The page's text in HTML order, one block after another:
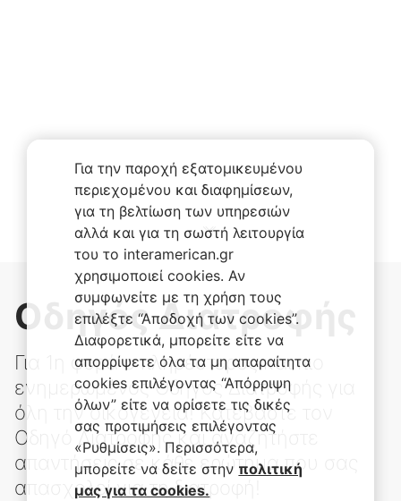
Οδηγός Διατροφής
Για 1η φορά ο πληρέστερος και πιο
ενημερωμένος Οδηγός Διατροφής για
όλη την οικογένεια! Κατεβάστε τον
Οδηγό Διατροφής και αναζητήστε
απαντήσεις σε κάθε ερώτημα που σας
απασχολεί για τη διατροφή!
Για την παροχή εξατομικευμένου
περιεχομένου και διαφημίσεων,
για τη βελτίωση των υπηρεσιών
αλλά και για τη σωστή λειτουργία
του το interamerican.gr
χρησιμοποιεί cookies. Αν
συμφωνείτε με τη χρήση τους
επιλέξτε “Αποδοχή των cookies”.
Διαφορετικά, μπορείτε είτε να
απορρίψετε όλα τα μη απαραίτητα
cookies επιλέγοντας “Απόρριψη
όλων” είτε να ορίσετε τις δικές
σας προτιμήσεις επιλέγοντας
«Ρυθμίσεις». Περισσότερα,
μπορείτε να δείτε στην πολιτική
μας για τα cookies.